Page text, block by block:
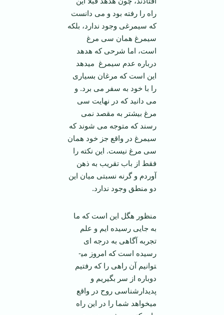
راه را رفته بود و می دانست
که سیمرغی وجود ندارد، بلکه
سیمرغ همان سی مرغ
است، اما شرحی که هدهد
درباره عدم سیمرغ می­دهد
این است که مرغان بسیاری
را با خود به سفر می برد. و
می دانید که در نهایت سی
مرغ بیشتر به مقصد نمی
رسند که متوجه می شوند که
سیمرغ در واقع جز خود همان
سی مرغ نیست. این نکته را
فقط از باب تقریب به ذهن
آوردم و گرنه نسبتی میان این
دو منطق وجود ندارد.
منظور هگل این است که ما
به جایی رسیده ایم و علم
تجربه آگاهی به درجه ای
رسیده است که امروز می­
توانیم آن راهی را که رفتیم
دوباره از سر بگیریم و
پدیدارشناسی روح در واقع
می­خواهد شما را در این راه